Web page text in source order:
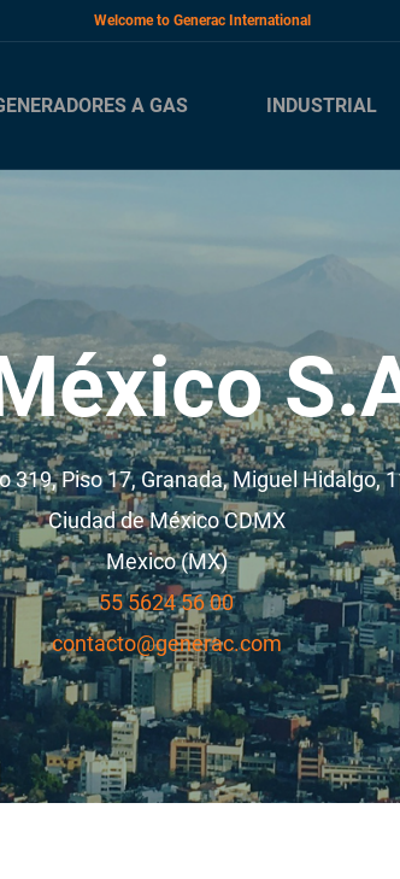
Welcome to Generac International
A GAS INDUSTRIAL
319, Piso 17, Granada, Miguel Hidalgo,
Ciudad de MéxicoCDMX
Mexico (MX)
55 5624 56 00
contacto@generac.com